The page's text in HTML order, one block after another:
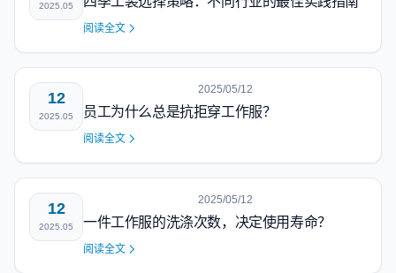
2025.05
阅读全文
12
2025.05
2025/05/12
员工为什么总是抗拒穿工作服？
阅读全文
12
2025.05
2025/05/12
一件工作服的洗涤次数，决定使用寿命？
阅读全文